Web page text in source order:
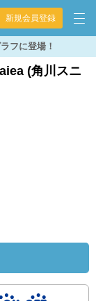
新規会員登録
フに登場！
(角川スニ